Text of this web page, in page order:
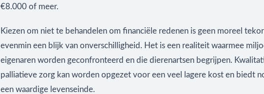
€8.000 of meer.
Kiezen om niet te behandelen om financiële redenen is geen moreel
evenmin een blijk van onverschilligheid. Het is een realiteit waarmee
eigenaren worden geconfronteerd en die dierenartsen begrijpen.
palliatieve zorg kan worden opgezet voor een veel lagere kost en biedt
een waardige levenseinde.